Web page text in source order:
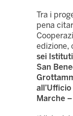
Tra i
pena
edizione,
sei
San
Marche